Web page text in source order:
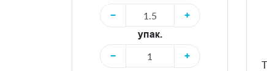
−
+
упак.
−
+